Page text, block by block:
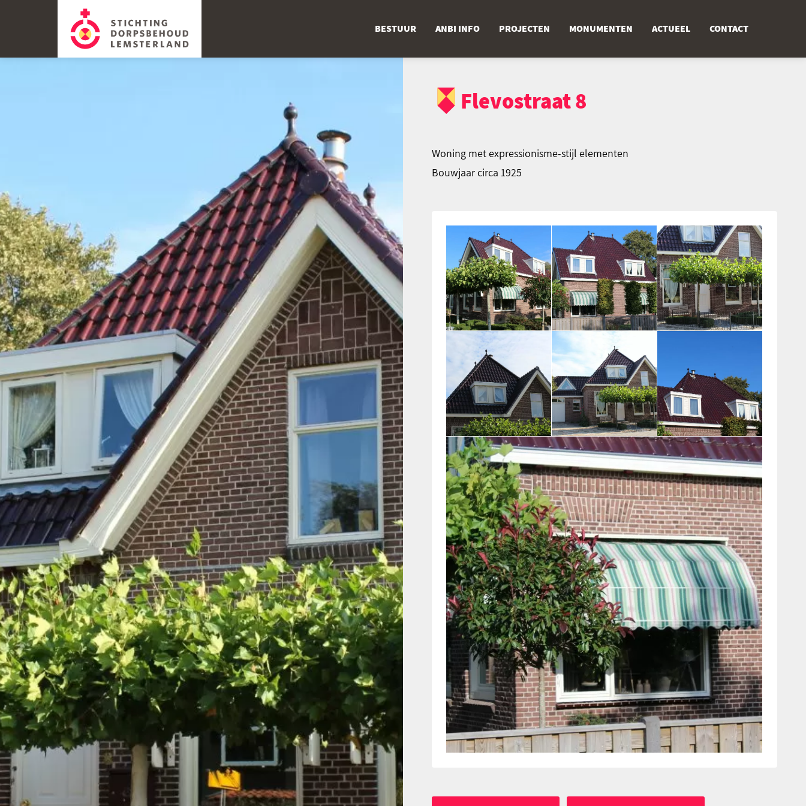
BESTUUR ANBI INFO PROJECTEN MONUMENTEN ACTUEEL CONTACT
Flevostraat 8
Woning met expressionisme-stijl elementen
Bouwjaar circa 1925